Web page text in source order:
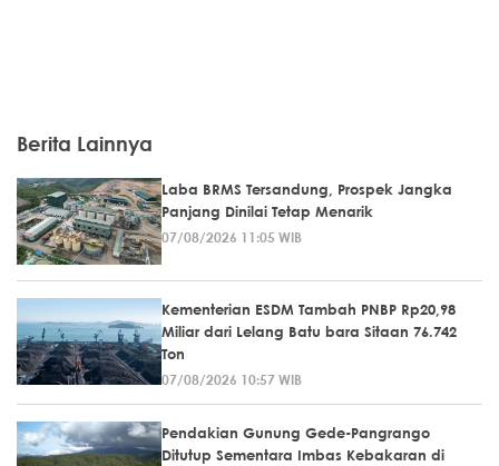
Berita Lainnya
Laba BRMS Tersandung, Prospek Jangka
Panjang Dinilai Tetap Menarik
07/08/2026 11:05 WIB
Kementerian ESDM Tambah PNBP Rp20,98
Miliar dari Lelang Batu bara Sitaan 76.742
Ton
07/08/2026 10:57 WIB
Pendakian Gunung Gede-Pangrango
Ditutup Sementara Imbas Kebakaran di